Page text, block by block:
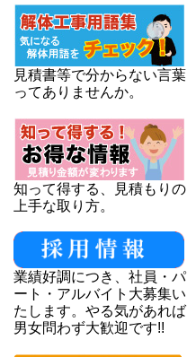
見積書等で分からない言葉
ってありませんか。
知って得する、見積もりの
上手な取り方。
業績好調につき、社員・パ
ート・アルバイト大募集い
たします。やる気があれば
男女問わず大歓迎です!!